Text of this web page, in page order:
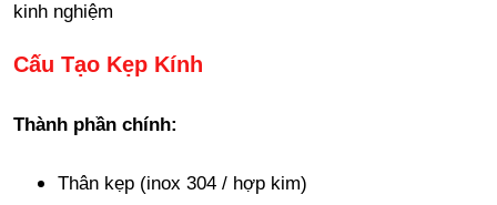
kinh nghiệm
Cấu Tạo Kẹp Kính
Thành phần chính:
Thân kẹp (inox 304 / hợp kim)